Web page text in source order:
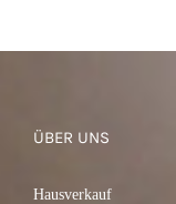
ÜBER UNS
Hausverkauf